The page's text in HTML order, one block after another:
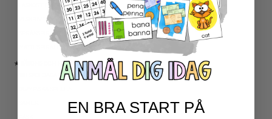
LÄSKORT FAKTA
VI SKRIVER
SPRÅKSPIRALEN
MATTESPIRALEN
★ SÄSONG OCH HÖGTIDER
100 SKOLDAGAR
EN BRA START PÅ